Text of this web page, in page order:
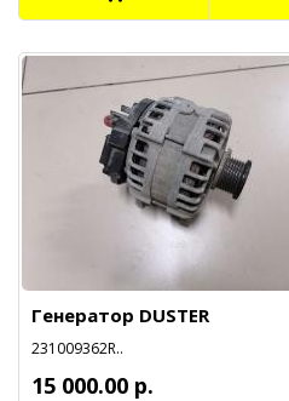
Генератор DUSTER
231009362R..
15 000.00 р.